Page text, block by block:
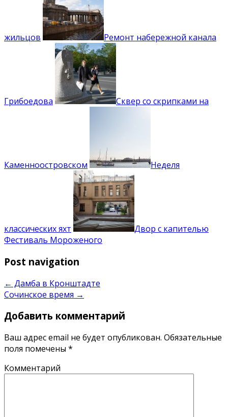
жильцов Ремонт набережной канала
Грибоедова Сквер со скрипками на
Каменноостровском Неделя
классических яхт
Двор с капителью
Фестиваль Мороженого
Post navigation
← Дамба в Кронштадте
Сочинское время →
Добавить комментарий
Ваш адрес email не будет опубликован. Обязательные
поля помечены *
Комментарий